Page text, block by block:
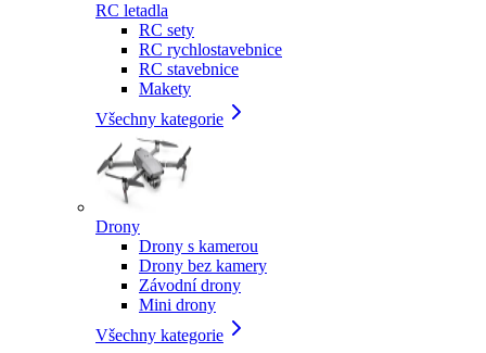
RC letadla
RC sety
RC rychlostavebnice
RC stavebnice
Makety
Všechny kategorie
Drony
Drony s kamerou
Drony bez kamery
Závodní drony
Mini drony
Všechny kategorie